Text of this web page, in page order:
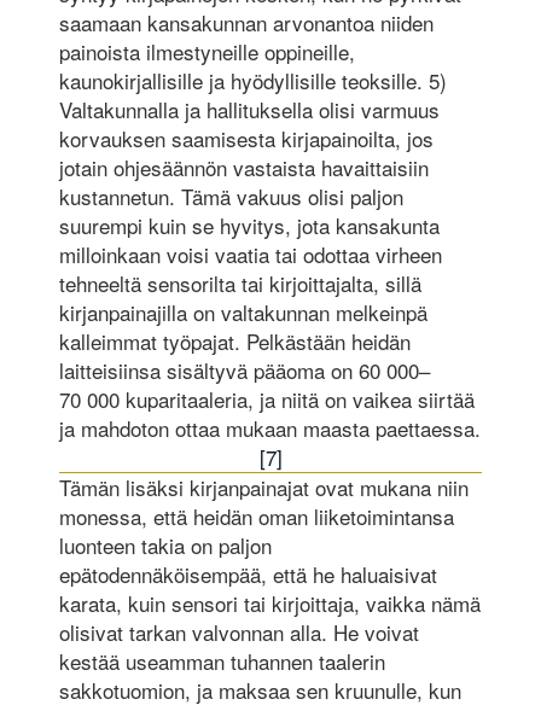
saamaan kansakunnan arvonantoa niiden
painoista ilmestyneille oppineille,
kaunokirjallisille ja hyödyllisille teoksille. 5)
Valtakunnalla ja hallituksella olisi varmuus
korvauksen saamisesta kirjapainoilta, jos
jotain ohjesäännön vastaista havaittaisiin
kustannetun. Tämä vakuus olisi paljon
suurempi kuin se hyvitys, jota kansakunta
milloinkaan voisi vaatia tai odottaa virheen
tehneeltä sensorilta tai kirjoittajalta, sillä
kirjanpainajilla on valtakunnan melkeinpä
kalleimmat työpajat. Pelkästään heidän
laitteisiinsa sisältyvä pääoma on 60 000–
70 000 kuparitaaleria, ja niitä on vaikea siirtää
ja mahdoton ottaa mukaan maasta paettaessa.
[7]
Tämän lisäksi kirjanpainajat ovat mukana niin
monessa, että heidän oman liiketoimintansa
luonteen takia on paljon
epätodennäköisempää, että he haluaisivat
karata, kuin sensori tai kirjoittaja, vaikka nämä
olisivat tarkan valvonnan alla. He voivat
kestää useamman tuhannen taalerin
sakkotuomion, ja maksaa sen kruunulle, kun